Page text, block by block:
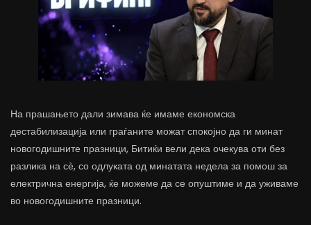
На прашањето дали зимава ќе имаме економска
дестабилизација или граѓаните можат спокојно да ги минат
новогодишните празници, Битиќи вели дека очекува оти без
разлика на сѐ, со одлуката од минатата недела за помош за
електрична енергија, ќе можеме да се опуштиме и да уживаме
во новогодишните празници.